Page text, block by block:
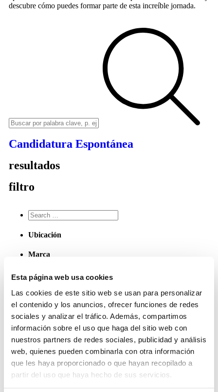
Esta página web usa cookies
Las cookies de este sitio web se usan para personalizar
el contenido y los anuncios, ofrecer funciones de redes
sociales y analizar el tráfico. Además, compartimos
información sobre el uso que haga del sitio web con
nuestros partners de redes sociales, publicidad y análisis
web, quienes pueden combinarla con otra información
que les haya proporcionado o que hayan recopilado a
partir del uso que haya hecho de sus servicios.
descubre cómo puedes formar parte de esta increíble jornada.
Candidatura Espontánea
resultados
filtro
Ubicación
Marca
Departamento
Área
Tipo de Empleo
No se encontraron resultados.
Enlaces útiles